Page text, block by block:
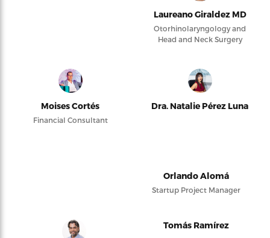
Laureano Giraldez MD
Otorhinolaryngology and
Head and Neck Surgery
Moises Cortés
Financial Consultant
Dra. Natalie Pérez Luna
Orlando Alomá
Startup Project Manager
Tomás Ramírez